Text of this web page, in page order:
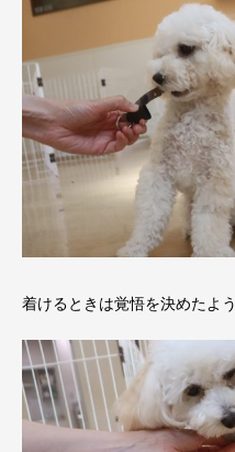
着けるときは覚悟を決めたよ